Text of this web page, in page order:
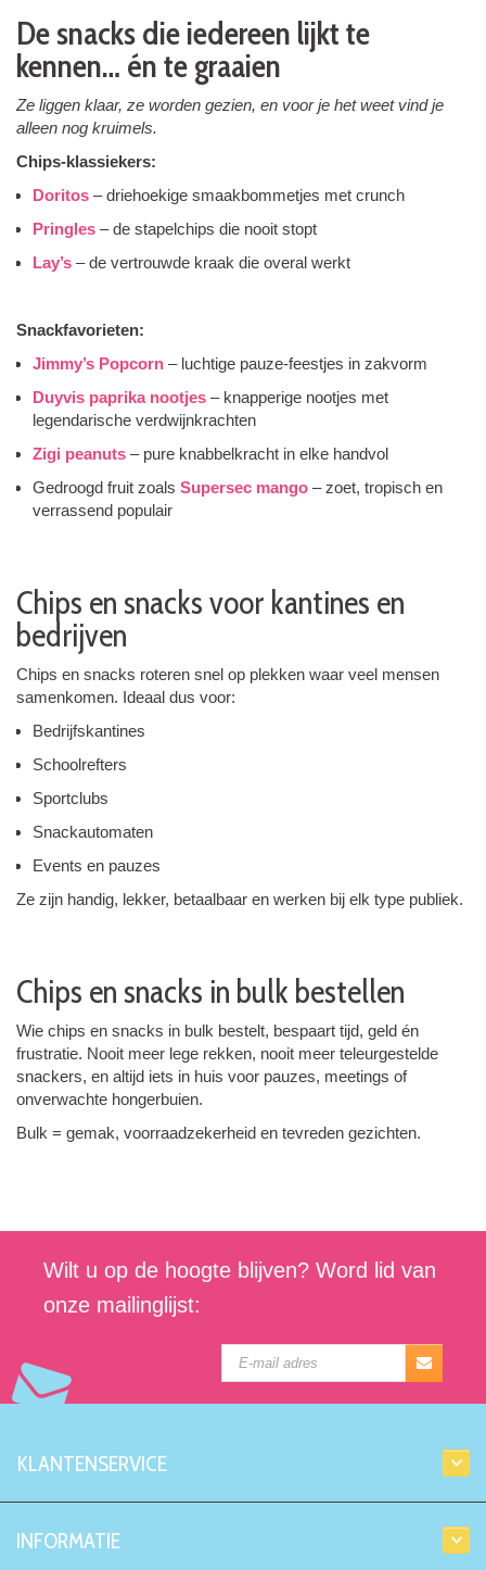
De snacks die iedereen lijkt te
kennen… én te graaien
Ze liggen klaar, ze worden gezien, en voor je het weet vind je
alleen nog kruimels.
Chips-klassiekers:
Doritos – driehoekige smaakbommetjes met crunch
Pringles – de stapelchips die nooit stopt
Lay’s – de vertrouwde kraak die overal werkt
Snackfavorieten:
Jimmy’s Popcorn – luchtige pauze-feestjes in zakvorm
Duyvis paprika nootjes – knapperige nootjes met
legendarische verdwijnkrachten
Zigi peanuts – pure knabbelkracht in elke handvol
Gedroogd fruit zoals Supersec mango – zoet, tropisch en
verrassend populair
Chips en snacks voor kantines en
bedrijven
Chips en snacks roteren snel op plekken waar veel mensen
samenkomen. Ideaal dus voor:
Bedrijfskantines
Schoolrefters
Sportclubs
Snackautomaten
Events en pauzes
Ze zijn handig, lekker, betaalbaar en werken bij elk type publiek.
Chips en snacks in bulk bestellen
Wie chips en snacks in bulk bestelt, bespaart tijd, geld én
frustratie. Nooit meer lege rekken, nooit meer teleurgestelde
snackers, en altijd iets in huis voor pauzes, meetings of
onverwachte hongerbuien.
Bulk = gemak, voorraadzekerheid en tevreden gezichten.
Wilt u op de hoogte blijven? Word lid van
onze mailinglijst:
KLANTENSERVICE
INFORMATIE